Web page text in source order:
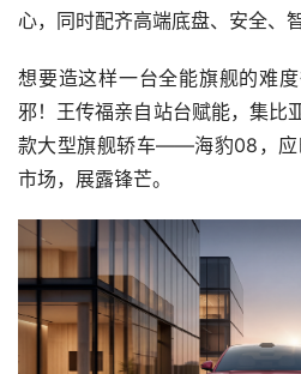
心，同时配齐高端底盘、安全、
想要造这样一台全能旗舰的难
邪！王传福亲自站台赋能，集比
款大型旗舰轿车——海豹08，应
市场，展露锋芒。